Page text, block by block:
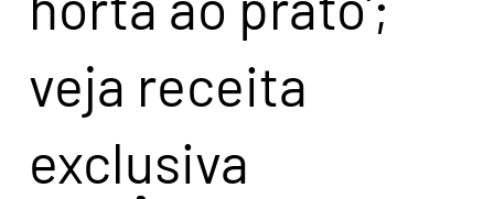
veja receita
exclusiva